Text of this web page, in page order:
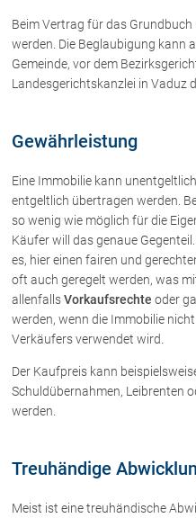
Vorarlberg Online
NOVUM
Fachliteratur
FAQ
Unternehmensnachfolge in der
Familie
Wichtige Vertragsklauseln bei
und Übergabeverträgen
Check dein Recht/Erbrecht
Schenkung von Immobilien
Checklisten: Haus-, Wohnungs-
Grundstückkauf
Checkliste:
Checkliste: Mietvertrag
Checkliste: GmbH-Gründung
Checkliste: Gewerbeanm. durch jur.
Beim Vertrag für das
werden. Die Beglaubigung kann
Gemeinde, vor dem
Landesgerichtskanzlei in Vaduz
Gewährleistung
Eine Immobilie kann
entgeltlich übertragen werden.
so wenig wie möglich für die
Käufer will das genaue
es, hier einen fairen und
oft auch geregelt werden, was
allenfallsVorkaufsrechte oder
werden, wenn die Immobilie
Verkäufers verwendet wird.
Der Kaufpreis kann
Schuldübernahmen, Leibrenten
werden.
Treuhändige
Meist ist eine treuhändische